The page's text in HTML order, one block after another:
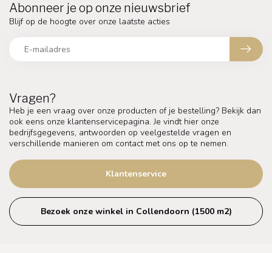
Vragen?
Heb je een vraag over onze producten of je bestelling? Bekijk dan
ook eens onze klantenservicepagina. Je vindt hier onze
bedrijfsgegevens, antwoorden op veelgestelde vragen en
verschillende manieren om contact met ons op te nemen.
Klantenservice
Bezoek onze winkel in Collendoorn (1500 m2)
Abonneer je op onze nieuwsbrief
Blijf op de hoogte over onze laatste acties